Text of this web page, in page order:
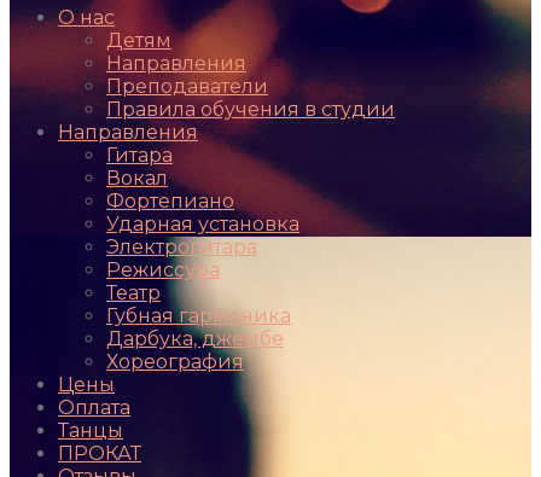
О нас
Детям
Направления
Преподаватели
Правила обучения в студии
Направления
Гитара
Вокал
Фортепиано
Ударная установка
Электрогитара
Режиссура
Театр
Губная гармоника
Дарбука, джембе
Хореография
Цены
Оплата
Танцы
ПРОКАТ